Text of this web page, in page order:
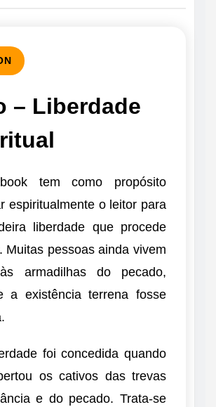
– Liberdade
tem como propósito
espiritualmente o leitor para
liberdade que procede
Muitas pessoas ainda vivem
armadilhas do pecado,
a existência terrena fosse
foi concedida quando
os cativos das trevas
e do pecado. Trata-se